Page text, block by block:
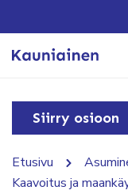
Siirry osioon
Etusivu
Kaavoitus ja